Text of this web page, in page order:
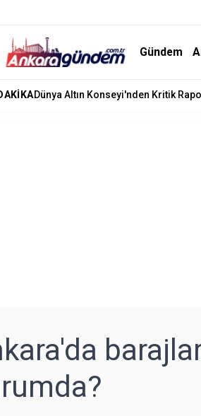
Gündem
Kuşadası Belediyesi’ne Rüşvet ve